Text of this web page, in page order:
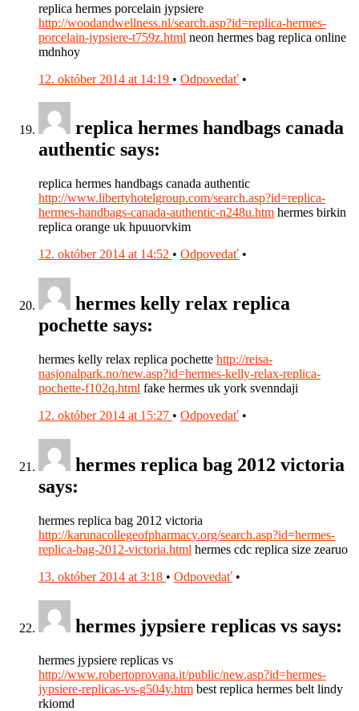
replica hermes porcelain jypsiere
http://woodandwellness.nl/search.asp?id=replica-hermes-
porcelain-jypsiere-t759z.html neon hermes bag replica online
mdnhoy
12. október 2014 at 14:19 • Odpovedať •
replica hermes handbags canada
authentic says:
replica hermes handbags canada authentic
http://www.libertyhotelgroup.com/search.asp?id=replica-
hermes-handbags-canada-authentic-n248u.htm hermes birkin
replica orange uk hpuuorvkim
12. október 2014 at 14:52 • Odpovedať •
hermes kelly relax replica
pochette says:
hermes kelly relax replica pochette http://reisa-
nasjonalpark.no/new.asp?id=hermes-kelly-relax-replica-
pochette-f102q.html fake hermes uk york svenndaji
12. október 2014 at 15:27 • Odpovedať •
hermes replica bag 2012 victoria
says:
hermes replica bag 2012 victoria
http://karunacollegeofpharmacy.org/search.asp?id=hermes-
replica-bag-2012-victoria.html hermes cdc replica size zearuo
13. október 2014 at 3:18 • Odpovedať •
hermes jypsiere replicas vs says:
hermes jypsiere replicas vs
http://www.robertoprovana.it/public/new.asp?id=hermes-
jypsiere-replicas-vs-g504y.htm best replica hermes belt lindy
rkiomd